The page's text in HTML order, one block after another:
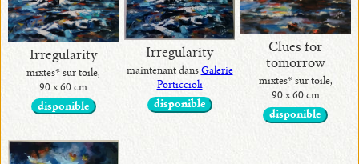
Irregularity
mixtes* sur toile,
90 x 60 cm
disponible
Irregularity
maintenant dans Galerie
Porticcioli
disponible
Clues for
tomorrow
mixtes* sur toile,
90 x 60 cm
disponible